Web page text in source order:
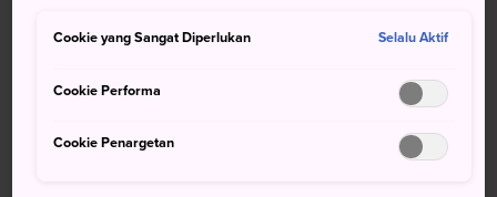
Cookie yang Sangat Diperlukan Selalu Aktif
Cookie Performa
Cookie Penargetan